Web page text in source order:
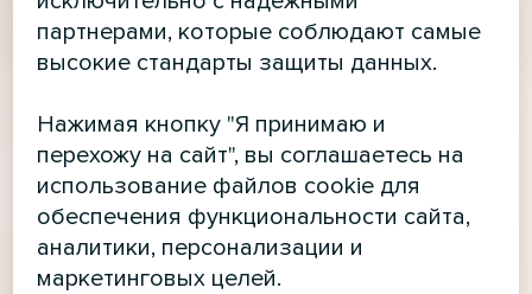
партнерами, которые соблюдают самые
высокие стандарты защиты данных.
Нажимая кнопку "Я принимаю и
перехожу на сайт", вы соглашаетесь на
использование файлов cookie для
обеспечения функциональности сайта,
аналитики, персонализации и
маркетинговых целей.